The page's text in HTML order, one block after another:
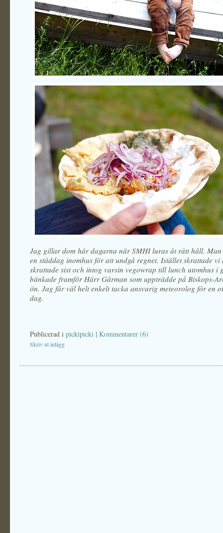
Jag gillar dom här dagarna när SMHI luras åt rätt håll.
en städdag inomhus för att undgå regnet. Istället skrattade vi
skrattade sist och intog varsin vegowrap till lunch utomhus i
bänkade framför Härr Gårman som uppträdde på Biskops-
ön. Jag får väl helt enkelt tacka ansvarig meteorolog för en
dag.
Publicerad i pickipicki | Kommentarer (6)
Skriv ut inlägg